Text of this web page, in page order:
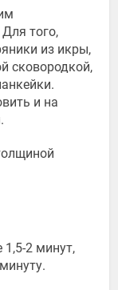
того,
из икры,
сковородкой,
и на
1,5-2 минут,